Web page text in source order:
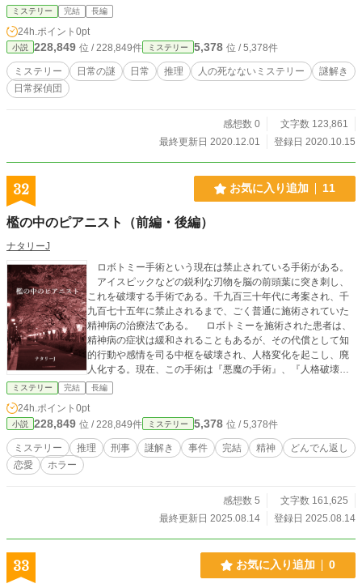
字程度。多くて3000字)、読みやすくなっています。 ※こ
の作品は小説家になろう、エブリスタでも掲載しています。
ミステリー 完結 長編
24h.ポイント 0pt
小説 228,849 位 / 228,849件 ミステリー 5,378 位 / 5,378件
ミステリー 日常の謎 日常 推理 人の死なないミステリー
謎解き
日常探偵団
感想数 0
文字数 123,861
最終更新日 2020.12.01
登録日 2020.10.15
32 お気に入り追加 11
檻の中のピアニスト（前編・後編）
ナタリーJ
ロボトミー手術という現在は禁止されている手術がある。
アイスピックなどの鋭利な刃物を脳の前頭葉に突き刺し、
これを破壊する手術である。千九百三十年代に考案され、千
九百七十五年に禁止されるまで、ごく普通に施術されていた
精神病の治療法である。 ロボトミーを施術された患者は、
精神病の症状は緩和されることもあるが、その代償として知
的行動や感情を司る中枢を破壊され、人格変化を起こし、廃
人化する。現在、この手術は『悪魔の手術』、『人格破壊手
術』、『廃人化手術』などと呼ばれている。 この物語は、
奈良県警真美警察署刑事一課に所属する明日野凌一が、偶
然、放火犯の谷口可奈子を逮捕することに端を発する。 取
調べの結果、可奈子の自宅からは覚せい剤が押収され、可奈
子は放火ならびに覚せい剤取締法違反で真美警察に隣接する
明和警察署に留置される。留置場で可奈子は、薬物の離脱反
奈子の事案について直接の捜査担当とならなかった凌一だ
が、可奈子の病状が気になり、たびたび新阿久山病院に入院
療を施す。新阿久山病院のリクリエーションルームには、周
囲に迷惑をかけずに演奏することが出来る電子ピアノがあっ
ミステリー 完結 長編
24h.ポイント 0pt
小説 228,849 位 / 228,849件 ミステリー 5,378 位 / 5,378件
ミステリー 推理 刑事 謎解き 事件 完結 精神
どんでん返し
恋愛
ホラー
感想数 5
文字数 161,625
最終更新日 2025.08.14
登録日 2025.08.14
33 お気に入り追加 0